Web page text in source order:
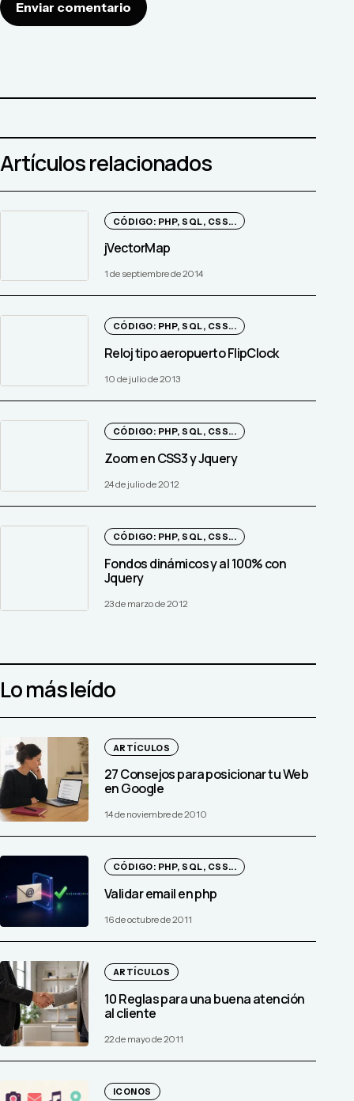
Enviar comentario
Artículos relacionados
CÓDIGO: PHP, SQL, CSS...
jVectorMap
1 de septiembre de 2014
CÓDIGO: PHP, SQL, CSS...
Reloj tipo aeropuerto FlipClock
10 de julio de 2013
CÓDIGO: PHP, SQL, CSS...
Zoom en CSS3 y Jquery
24 de julio de 2012
CÓDIGO: PHP, SQL, CSS...
Fondos dinámicos y al 100% con
Jquery
23 de marzo de 2012
Lo más leído
ARTÍCULOS
27 Consejos para posicionar tu Web
en Google
14 de noviembre de 2010
CÓDIGO: PHP, SQL, CSS...
Validar email en php
16 de octubre de 2011
ARTÍCULOS
10 Reglas para una buena atención
al cliente
22 de mayo de 2011
ICONOS